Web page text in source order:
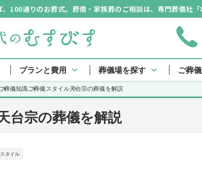
100通りのお葬式。葬儀・家族葬のご相談は、専門葬儀社「
プランと費用 葬儀場を探す ご葬
葬儀知識ご葬儀スタイル天台宗の葬儀を解説
台宗の葬儀を解説
タイル